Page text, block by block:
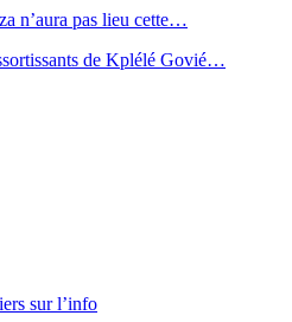
n’aura pas lieu cette…
de Kplélé Govié…
sur l’info